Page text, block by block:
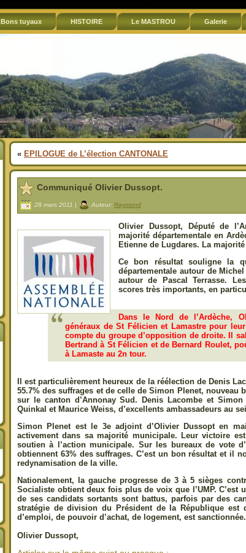
Bons tuyaux HISTOIRE Le MASTROU Galerie
« EPILOGUE de L’élection CANTONALE
Communiqué Olivier Dussopt.
28 mars 2011 | Auteur: Raymond
Olivier Dussopt, Député de
majorité départementale en
Etienne de Lugdares. La
Ce bon résultat souligne la
départementale autour de
autour de Pascal Terrasse.
scores très importants, en
Dans le Nord de l’Ardèche,
généraux de St Félicien et Lamastre pour
compte du groupe d’opposition de droite. Il
Bertrand à St Félicien et de Bernard Roulet,
à Lamaste au 2n tour.
Il est particulièrement heureux de la réélection de Denis
55.7% des suffrages et de celle de Simon Plenet, nouveau
sur le canton d’Annonay Sud. Denis Lacombe et
Quinkal et Maurice Weiss, d’excellents ambassadeurs au
Simon Plenet est le 3e adjoint d’Olivier Dussopt en
activement dans sa majorité municipale. Leur victoire
soutien à l’action municipale. Sur les bureaux de vote
obtiennent 63% des suffrages. C’est un bon résultat et il
redynamisation de la ville.
Nationalement, la gauche progresse de 3 à 5 sièges
Socialiste obtient deux fois plus de voix que l’UMP. C’est
de ses candidats sortants sont battus, parfois par des
stratégie de division du Président de la République est
d’emploi, de pouvoir d’achat, de logement, est sanctionnée.
Olivier Dussopt,